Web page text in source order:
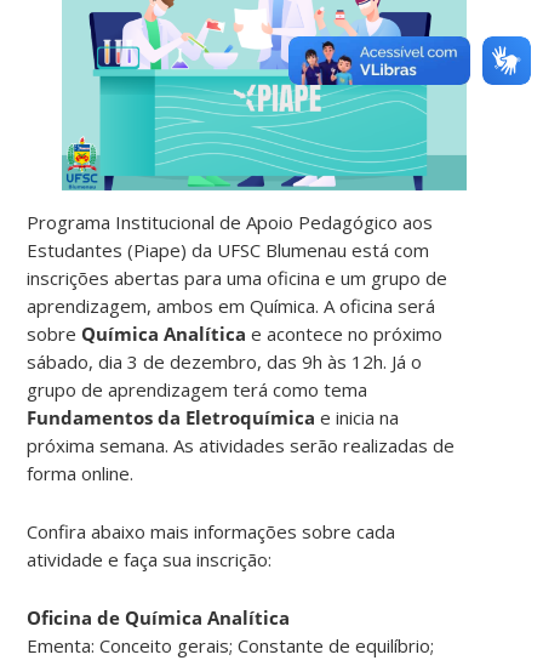
Programa Institucional de Apoio Pedagógico aos
Estudantes (Piape) da UFSC Blumenau está com
inscrições abertas para uma oficina e um grupo de
aprendizagem, ambos em Química. A oficina será
sobre Química Analítica e acontece no próximo
sábado, dia 3 de dezembro, das 9h às 12h. Já o
grupo de aprendizagem terá como tema
Fundamentos da Eletroquímica e inicia na
próxima semana. As atividades serão realizadas de
forma online.
Confira abaixo mais informações sobre cada
atividade e faça sua inscrição:
Oficina de Química Analítica
Ementa: Conceito gerais; Constante de equilíbrio;